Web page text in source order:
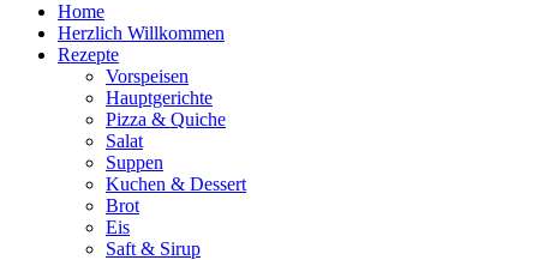
Home
Herzlich Willkommen
Rezepte
Vorspeisen
Hauptgerichte
Pizza & Quiche
Salat
Suppen
Kuchen & Dessert
Brot
Eis
Saft & Sirup